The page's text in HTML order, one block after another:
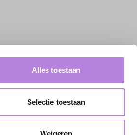
Alles toestaan
Selectie toestaan
Weigeren